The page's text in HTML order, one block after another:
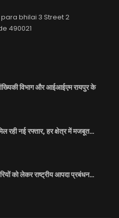
bhilai 3 Street 2
490021
विभाग और आईआईएम रायपुर के
रही नई रफ्तार, हर क्षेत्र में मजबूत…
को लेकर राष्ट्रीय आपदा प्रबंधन…